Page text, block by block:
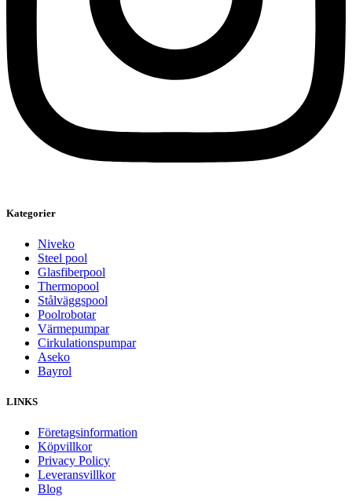
Kategorier
Niveko
Steel pool
Glasfiberpool
Thermopool
Stålväggspool
Poolrobotar
Värmepumpar
Cirkulationspumpar
Aseko
Bayrol
LINKS
Företagsinformation
Köpvillkor
Privacy Policy
Leveransvillkor
Blog